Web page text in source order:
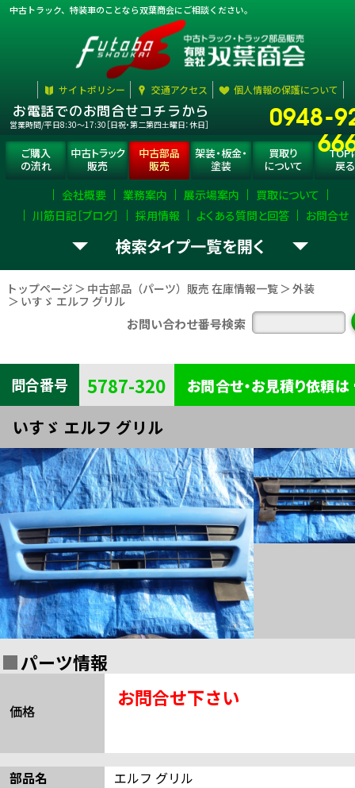
中古トラック、特装車のことなら双葉商会にご相談ください。
サイトポリシー 交通アクセス 個人情報の保護について
お電話でのお問合せコチラから
営業時間/平日8:30〜17:30［日祝・第二第四土曜日：休日］ 0948-
ご購入
の流れ
中古トラック
販売
中古部品
販売
架装・板金・
塗装
買取り
について
TOP
戻る
会社概要 業務案内 展示場案内
買取について
川筋日記［ブログ］
採用情報 よくある質問と回答 お問合せ
お探し トラック部品（パーツ）を選択 して下さい。
エンジン
キャビン 電装 内装
タイヤ・
足まわり
外装
エンジン
関連
全部品一覧検索
検索タイプ一覧
トップページ 中古部品（パーツ）販売 在庫情報一覧
外装
いすゞ エルフ グリル
お問い合わせ番号検索
問合番号 5787-320
いすゞ エルフ グリル
お問合せ・お見積り依頼は
パーツ情報
価格
お問合せ下さい
部品名
エルフ グリル